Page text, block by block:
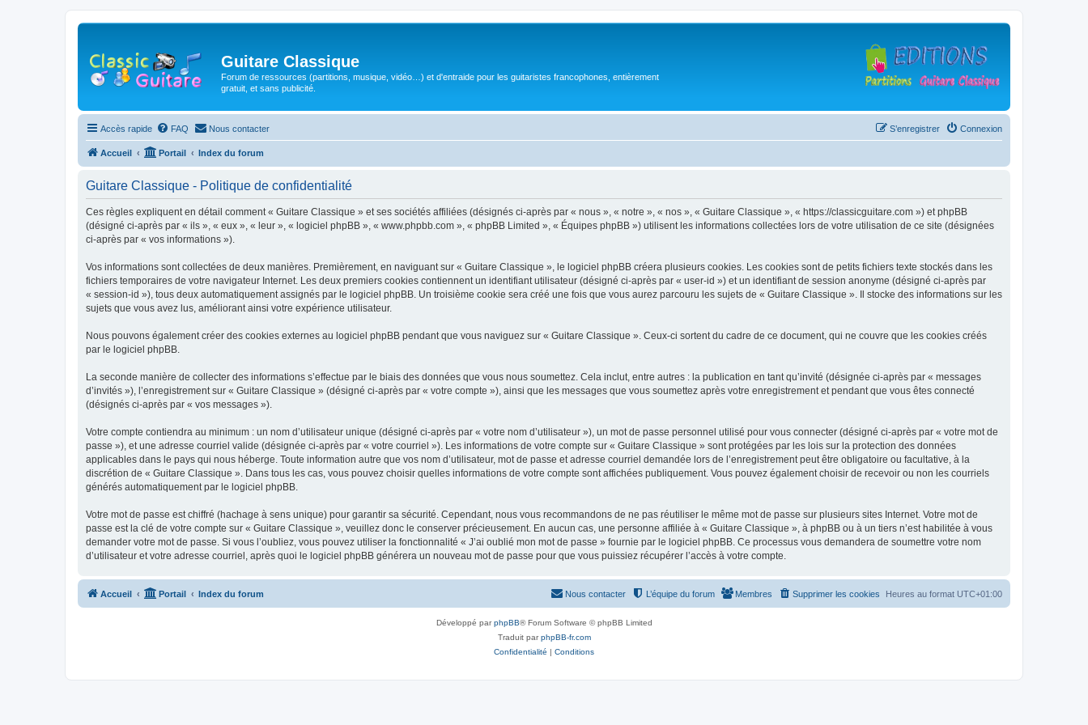
Guitare Classique
Forum de ressources (partitions, musique, vidéo…) et d'entraide pour les guitaristes francophones, entièrement
gratuit, et sans publicité.
Accès rapide FAQ Nous contacter Connexion
S’enregistrer
Accueil Portail Index du forum
Guitare Classique - Politique de confidentialité
Ces règles expliquent en détail comment « Guitare Classique » et ses sociétés affiliées (désignés ci-après par « nous », « notre », « nos », « Guitare Classique », « https://classicguitare.com ») et phpBB
(désigné ci-après par « ils », « eux », « leur », « logiciel phpBB », « www.phpbb.com », « phpBB Limited », « Équipes phpBB ») utilisent les informations collectées lors de votre utilisation de ce site (désignées
ci-après par « vos informations »).
Vos informations sont collectées de deux manières. Premièrement, en naviguant sur « Guitare Classique », le logiciel phpBB créera plusieurs cookies. Les cookies sont de petits fichiers texte stockés dans les
fichiers temporaires de votre navigateur Internet. Les deux premiers cookies contiennent un identifiant utilisateur (désigné ci-après par « user-id ») et un identifiant de session anonyme (désigné ci-après par
« session-id »), tous deux automatiquement assignés par le logiciel phpBB. Un troisième cookie sera créé une fois que vous aurez parcouru les sujets de « Guitare Classique ». Il stocke des informations sur les
sujets que vous avez lus, améliorant ainsi votre expérience utilisateur.
Nous pouvons également créer des cookies externes au logiciel phpBB pendant que vous naviguez sur « Guitare Classique ». Ceux-ci sortent du cadre de ce document, qui ne couvre que les cookies créés
par le logiciel phpBB.
La seconde manière de collecter des informations s’effectue par le biais des données que vous nous soumettez. Cela inclut, entre autres : la publication en tant qu’invité (désignée ci-après par « messages
d’invités »), l’enregistrement sur « Guitare Classique » (désigné ci-après par « votre compte »), ainsi que les messages que vous soumettez après votre enregistrement et pendant que vous êtes connecté
(désignés ci-après par « vos messages »).
Votre compte contiendra au minimum : un nom d’utilisateur unique (désigné ci-après par « votre nom d’utilisateur »), un mot de passe personnel utilisé pour vous connecter (désigné ci-après par « votre mot de
passe »), et une adresse courriel valide (désignée ci-après par « votre courriel »). Les informations de votre compte sur « Guitare Classique » sont protégées par les lois sur la protection des données
applicables dans le pays qui nous héberge. Toute information autre que vos nom d’utilisateur, mot de passe et adresse courriel demandée lors de l’enregistrement peut être obligatoire ou facultative, à la
discrétion de « Guitare Classique ». Dans tous les cas, vous pouvez choisir quelles informations de votre compte sont affichées publiquement. Vous pouvez également choisir de recevoir ou non les courriels
générés automatiquement par le logiciel phpBB.
Votre mot de passe est chiffré (hachage à sens unique) pour garantir sa sécurité. Cependant, nous vous recommandons de ne pas réutiliser le même mot de passe sur plusieurs sites Internet. Votre mot de
passe est la clé de votre compte sur « Guitare Classique », veuillez donc le conserver précieusement. En aucun cas, une personne affiliée à « Guitare Classique », à phpBB ou à un tiers n’est habilitée à vous
demander votre mot de passe. Si vous l’oubliez, vous pouvez utiliser la fonctionnalité « J’ai oublié mon mot de passe » fournie par le logiciel phpBB. Ce processus vous demandera de soumettre votre nom
d’utilisateur et votre adresse courriel, après quoi le logiciel phpBB générera un nouveau mot de passe pour que vous puissiez récupérer l’accès à votre compte.
Accueil Portail Index du forum Heures au format UTC+01:00
Supprimer les cookies
Membres
L’équipe du forum
Nous contacter
Développé parphpBB® Forum Software © phpBB Limited
Traduit parphpBB-fr.com
Confidentialité | Conditions